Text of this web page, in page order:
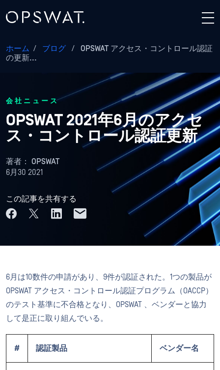
ホーム / ブログ /
OPSWAT アクセス・コントロール認証
の更新...
会社ニュース
OPSWAT 2021年6月のアクセ
ス・コントロール認証更新
著者： OPSWAT
6月30 2021
この記事を共有する
6月は10数件の申請があり、9件が認証された。1つの製品が
OPSWAT アクセス・コントロール認証プログラム（OACCP）
のテスト基準に不合格となり、OPSWAT 、ベンダーと協力
して是正に取り組んでいる。
# 認証製品 ベンダー名